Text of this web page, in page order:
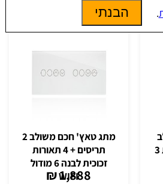
מאוורר ותאורה זכוכית 3
מתג טאץ' חכם משולב 2
תריסים + 4 תאורות
זכוכית לבנה 6 מודול
WIFI
1,888 ₪
. הבנתי